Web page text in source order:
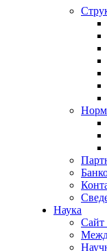
Наука
Сайт